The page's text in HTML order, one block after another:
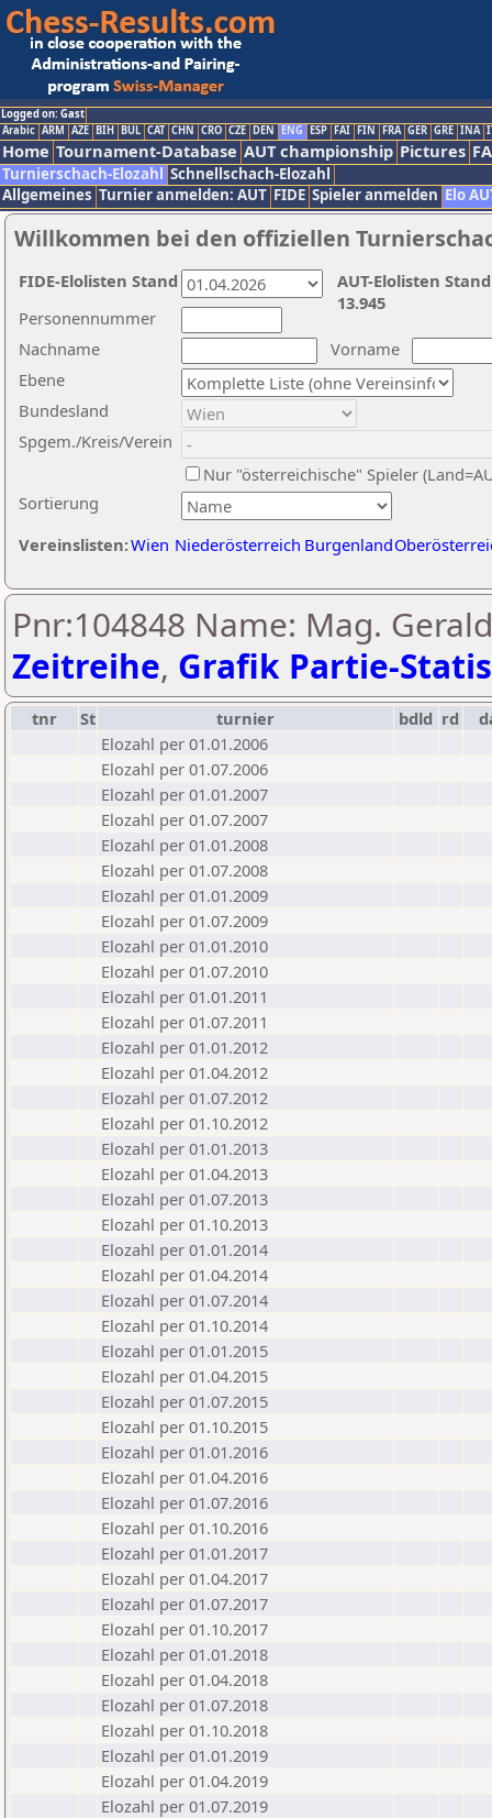
Logged on: Gast
Arabic ARM AZE BIH BUL CAT CHN CRO CZE DEN ENG ESP FAI FIN FRA GER GRE INA
Home Tournament-Database AUT championship Pictures
Turnierschach-Elozahl Schnellschach-Elozahl
Allgemeines Turnier anmelden: AUT FIDE Spieler anmelden Elo
Willkommen bei den offiziellen
Nachname
Vorname
Ebene
Sortierung
Personennummer
Bundesland
Spgem./Kreis/Verein
Nur "österreichische" Spieler
Vereinslisten:Wien Niederösterreich Burgenland
AUT-Elolisten
13.945
FIDE-Elolisten Stand
Pnr:104848 Name: Mag.
Zeitreihe, Grafik Partie-
tnr St turnier bdld rd
Elozahl per 01.01.2006
Elozahl per 01.07.2006
Elozahl per 01.01.2007
Elozahl per 01.07.2007
Elozahl per 01.01.2008
Elozahl per 01.07.2008
Elozahl per 01.01.2009
Elozahl per 01.07.2009
Elozahl per 01.01.2010
Elozahl per 01.07.2010
Elozahl per 01.01.2011
Elozahl per 01.07.2011
Elozahl per 01.01.2012
Elozahl per 01.04.2012
Elozahl per 01.07.2012
Elozahl per 01.10.2012
Elozahl per 01.01.2013
Elozahl per 01.04.2013
Elozahl per 01.07.2013
Elozahl per 01.10.2013
Elozahl per 01.01.2014
Elozahl per 01.04.2014
Elozahl per 01.07.2014
Elozahl per 01.10.2014
Elozahl per 01.01.2015
Elozahl per 01.04.2015
Elozahl per 01.07.2015
Elozahl per 01.10.2015
Elozahl per 01.01.2016
Elozahl per 01.04.2016
Elozahl per 01.07.2016
Elozahl per 01.10.2016
Elozahl per 01.01.2017
Elozahl per 01.04.2017
Elozahl per 01.07.2017
Elozahl per 01.10.2017
Elozahl per 01.01.2018
Elozahl per 01.04.2018
Elozahl per 01.07.2018
Elozahl per 01.10.2018
Elozahl per 01.01.2019
Elozahl per 01.04.2019
Elozahl per 01.07.2019